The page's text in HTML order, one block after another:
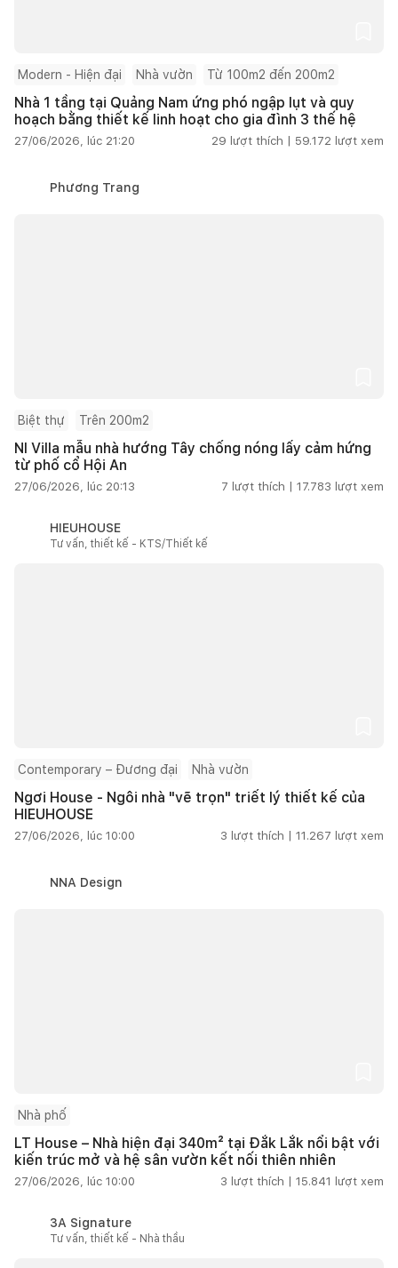
Modern - Hiện đại Nhà vườn Từ 100m2 đến 200m2
Nhà 1 tầng tại Quảng Nam ứng phó ngập lụt và quy
hoạch bằng thiết kế linh hoạt cho gia đình 3 thế hệ
27/06/2026, lúc 21:20 29 lượt thích | 59.172 lượt xem
Phương Trang
Biệt thự Trên 200m2
NI Villa mẫu nhà hướng Tây chống nóng lấy cảm hứng
từ phố cổ Hội An
27/06/2026, lúc 20:13 7 lượt thích | 17.783 lượt xem
HIEUHOUSE
Tư vấn, thiết kế - KTS/Thiết kế
Contemporary – Đương đại Nhà vườn
Ngơi House - Ngôi nhà "vẽ trọn" triết lý thiết kế của
HIEUHOUSE
27/06/2026, lúc 10:00 3 lượt thích | 11.267 lượt xem
NNA Design
Nhà phố
LT House – Nhà hiện đại 340m² tại Đắk Lắk nổi bật với
kiến trúc mở và hệ sân vườn kết nối thiên nhiên
27/06/2026, lúc 10:00 3 lượt thích | 15.841 lượt xem
3A Signature
Tư vấn, thiết kế - Nhà thầu